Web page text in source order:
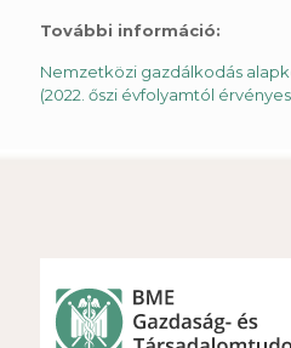
További információ:
Nemzetközi gazdálkodás
(2022. őszi évfolyamtól